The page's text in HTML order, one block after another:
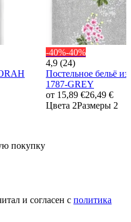
-40%-40%
4,9 (24)
Постельное бельё
1787-GREY
от 15,89 €26,49 €
Цвета 2Размеры 2
покупку
и согласен с политика